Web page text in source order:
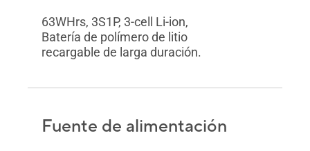
63WHrs, 3S1P, 3-cell Li-ion,
Batería de polímero de litio
recargable de larga duración.
Fuente de alimentación